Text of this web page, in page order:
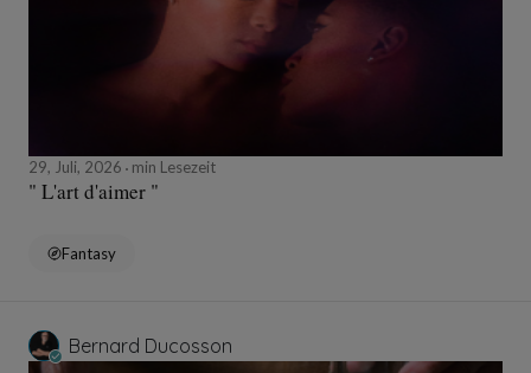
29, Juli, 2026 min Lesezeit
" L'art d'aimer "
Fantasy
Bernard Ducosson